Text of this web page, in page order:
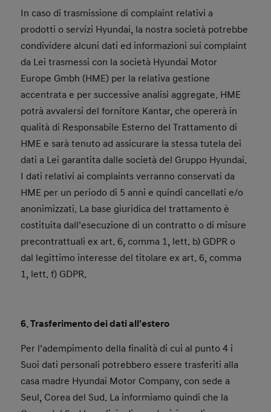
In caso di trasmissione di complaint relativi a
prodotti o servizi Hyundai, la nostra società potrebbe
condividere alcuni dati ed informazioni sui complaint
da Lei trasmessi con la società Hyundai Motor
Europe Gmbh (HME) per la relativa gestione
accentrata e per successive analisi aggregate. HME
potrà avvalersi del fornitore Kantar, che opererà in
qualità di Responsabile Esterno del Trattamento di
HME e sarà tenuto ad assicurare la stessa tutela dei
dati a Lei garantita dalle società del Gruppo Hyundai.
I dati relativi ai complaints verranno conservati da
HME per un periodo di 5 anni e quindi cancellati e/o
anonimizzati. La base giuridica del trattamento è
costituita dall’esecuzione di un contratto o di misure
precontrattuali ex art. 6, comma 1, lett. b) GDPR o
dal legittimo interesse del titolare ex art. 6, comma
1, lett. f) GDPR.
6. Trasferimento dei dati all’estero
Per l’adempimento della finalità di cui al punto 4 i
Suoi dati personali potrebbero essere trasferiti alla
casa madre Hyundai Motor Company, con sede a
Seul, Corea del Sud. La informiamo quindi che la